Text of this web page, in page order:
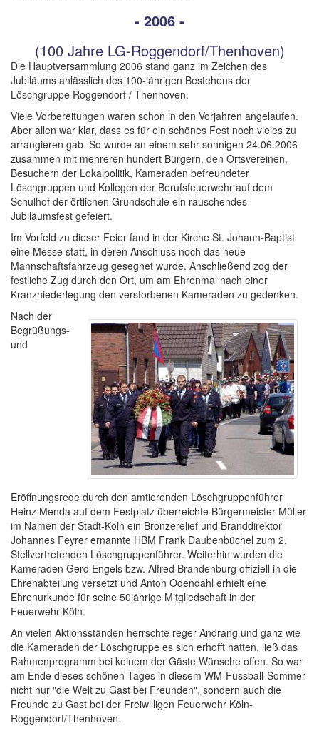
- 2006 -
(100 Jahre LG-Roggendorf/Thenhoven)
Die Hauptversammlung 2006 stand ganz im Zeichen des
Jubiläums anlässlich des 100-jährigen Bestehens der
Löschgruppe Roggendorf / Thenhoven.
Viele Vorbereitungen waren schon in den Vorjahren angelaufen.
Aber allen war klar, dass es für ein schönes Fest noch vieles zu
arrangieren gab. So wurde an einem sehr sonnigen 24.06.2006
zusammen mit mehreren hundert Bürgern, den Ortsvereinen,
Besuchern der Lokalpolitik, Kameraden befreundeter
Löschgruppen und Kollegen der Berufsfeuerwehr auf dem
Schulhof der örtlichen Grundschule ein rauschendes
Jubiläumsfest gefeiert.
Im Vorfeld zu dieser Feier fand in der Kirche St. Johann-Baptist
eine Messe statt, in deren Anschluss noch das neue
Mannschaftsfahrzeug gesegnet wurde. Anschließend zog der
festliche Zug durch den Ort, um am Ehrenmal nach einer
Kranzniederlegung den verstorbenen Kameraden zu gedenken.
Nach der
Begrüßungs-
und
Eröffnungsrede durch den amtierenden Löschgruppenführer
Heinz Menda auf dem Festplatz überreichte Bürgermeister Müller
im Namen der Stadt-Köln ein Bronzerelief und Branddirektor
Johannes Feyrer ernannte HBM Frank Daubenbüchel zum 2.
Stellvertretenden Löschgruppenführer. Weiterhin wurden die
Kameraden Gerd Engels bzw. Alfred Brandenburg offiziell in die
Ehrenabteilung versetzt und Anton Odendahl erhielt eine
Ehrenurkunde für seine 50jährige Mitgliedschaft in der
Feuerwehr-Köln.
An vielen Aktionsständen herrschte reger Andrang und ganz wie
die Kameraden der Löschgruppe es sich erhofft hatten, ließ das
Rahmenprogramm bei keinem der Gäste Wünsche offen. So war
am Ende dieses schönen Tages in diesem WM-Fussball-Sommer
nicht nur "die Welt zu Gast bei Freunden", sondern auch die
Freunde zu Gast bei der Freiwilligen Feuerwehr Köln-
Roggendorf/Thenhoven.